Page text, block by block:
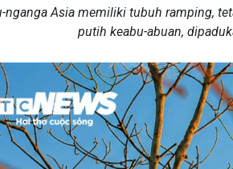
nganga Asia memiliki tubuh ramping,
putih keabu-abuan,